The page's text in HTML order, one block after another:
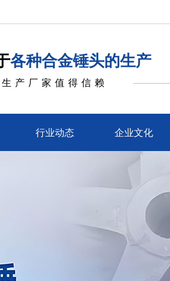
各种合金锤头的生产
产厂家值得信赖
行业动态 企业文化